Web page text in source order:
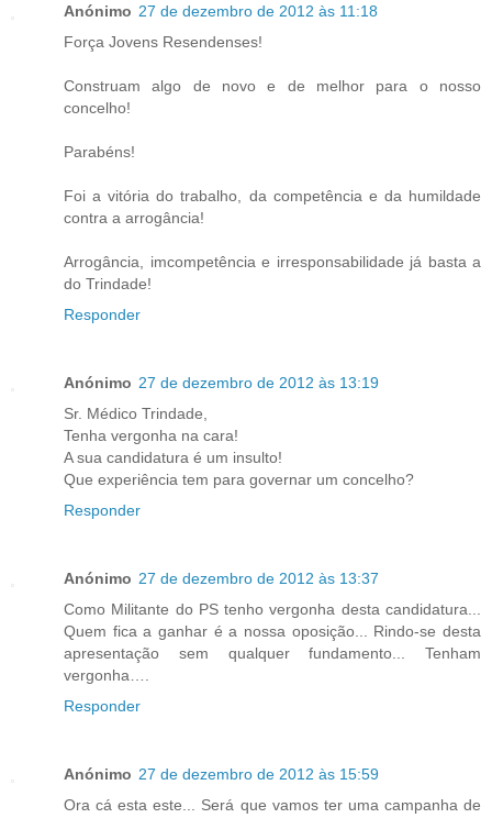
Anónimo 27 de dezembro de 2012 às 11:18
Força Jovens Resendenses!
Construam algo de novo e de melhor para o nosso
concelho!
Parabéns!
Foi a vitória do trabalho, da competência e da humildade
contra a arrogância!
Arrogância, imcompetência e irresponsabilidade já basta a
do Trindade!
Responder
Anónimo 27 de dezembro de 2012 às 13:19
Sr. Médico Trindade,
Tenha vergonha na cara!
A sua candidatura é um insulto!
Que experiência tem para governar um concelho?
Responder
Anónimo 27 de dezembro de 2012 às 13:37
Como Militante do PS tenho vergonha desta candidatura...
Quem fica a ganhar é a nossa oposição... Rindo-se desta
apresentação sem qualquer fundamento... Tenham
vergonha….
Responder
Anónimo 27 de dezembro de 2012 às 15:59
Ora cá esta este... Será que vamos ter uma campanha de